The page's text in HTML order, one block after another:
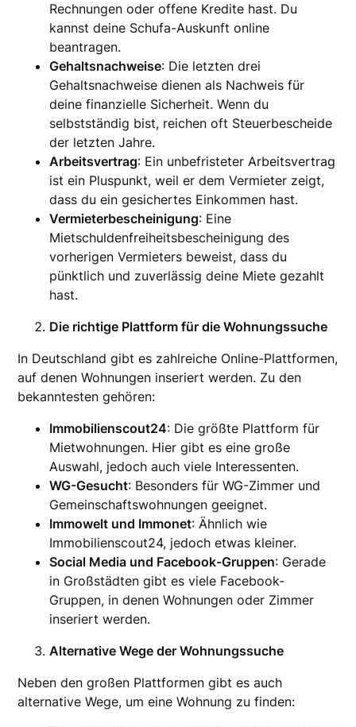
Rechnungen oder offene Kredite hast. Du
kannst deine Schufa-Auskunft online
beantragen.
Gehaltsnachweise: Die letzten drei
Gehaltsnachweise dienen als Nachweis für
deine finanzielle Sicherheit. Wenn du
selbstständig bist, reichen oft Steuerbescheide
der letzten Jahre.
Arbeitsvertrag: Ein unbefristeter Arbeitsvertrag
ist ein Pluspunkt, weil er dem Vermieter zeigt,
dass du ein gesichertes Einkommen hast.
Vermieterbescheinigung: Eine
Mietschuldenfreiheitsbescheinigung des
vorherigen Vermieters beweist, dass du
pünktlich und zuverlässig deine Miete gezahlt
hast.
Die richtige Plattform für die Wohnungssuche
In Deutschland gibt es zahlreiche Online-Plattformen,
auf denen Wohnungen inseriert werden. Zu den
bekanntesten gehören:
Immobilienscout24: Die größte Plattform für
Mietwohnungen. Hier gibt es eine große
Auswahl, jedoch auch viele Interessenten.
WG-Gesucht: Besonders für WG-Zimmer und
Gemeinschaftswohnungen geeignet.
Immowelt und Immonet: Ähnlich wie
Immobilienscout24, jedoch etwas kleiner.
Social Media und Facebook-Gruppen: Gerade
in Großstädten gibt es viele Facebook-
Gruppen, in denen Wohnungen oder Zimmer
inseriert werden.
Alternative Wege der Wohnungssuche
Neben den großen Plattformen gibt es auch
alternative Wege, um eine Wohnung zu finden: